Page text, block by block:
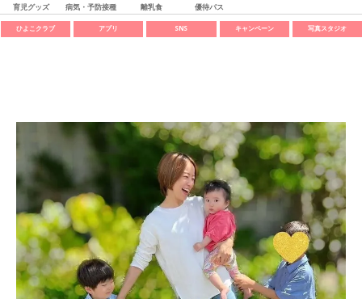
育児グッズ 病気・予防接種 離乳食 優待パス
ひよこクラブ アプリ SNS キャンペーン 写真スタジオ